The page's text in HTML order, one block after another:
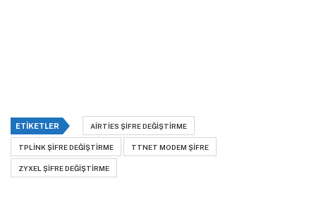
ETIKETLER AIRTIES ŞIFRE DEĞIŞTIRME
TPLINK ŞIFRE DEĞIŞTIRME TTNET MODEM ŞIFRE
ZYXEL ŞIFRE DEĞIŞTIRME